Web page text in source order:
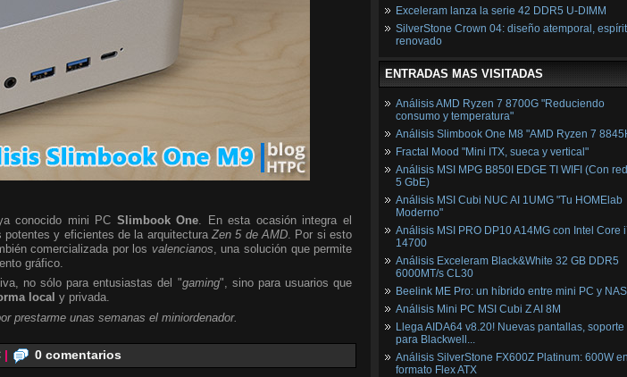
conocido mini PC Slimbook One . En esta ocasión integra el
potentes y eficientes de la arquitecturaZen 5 de AMD . Por si esto
comercializada por los valencianos , una solución que permite
gráfico.
no sólo para entusiastas del "gaming", sino para usuarios que
local y privada.
prestarme unas semanas el miniordenador.
| 0 comentarios
Exceleram lanza la serie 42 DDR5 U-DIMM
SilverStone Crown 04: diseño atemporal,
renovado
ENTRADAS MAS VISITADAS
Análisis AMD Ryzen 7 8700G "Reduciendo
consumo y temperatura"
Análisis Slimbook One M8 "AMD Ryzen 7
Fractal Mood "Mini ITX, sueca y vertical"
Análisis MSI MPG B850I EDGE TI WIFI (Con
5 GbE)
Análisis MSI Cubi NUC AI 1UMG "Tu HOMElab
Moderno"
Análisis MSI PRO DP10 A14MG con Intel Core
14700
Análisis Exceleram Black&White 32 GB DDR5
6000MT/s CL30
Beelink ME Pro: un híbrido entre mini PC y NAS
Análisis Mini PC MSI Cubi Z AI 8M
Llega AIDA64 v8.20! Nuevas pantallas, soporte
para Blackwell...
Análisis SilverStone FX600Z Platinum: 600W
formato Flex ATX